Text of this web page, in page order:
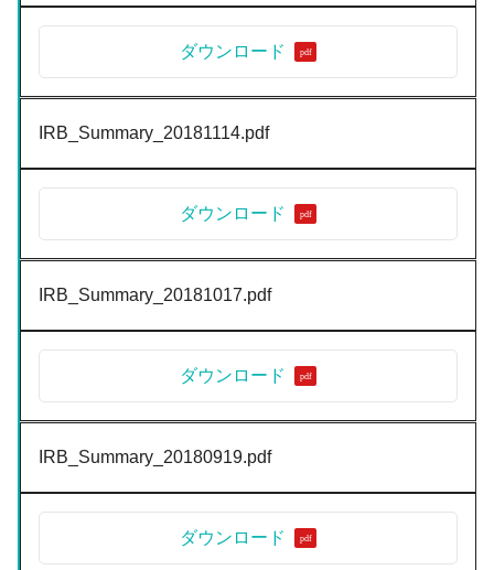
ダウンロード
IRB_Summary_20181114.pdf
ダウンロード
IRB_Summary_20181017.pdf
ダウンロード
IRB_Summary_20180919.pdf
ダウンロード